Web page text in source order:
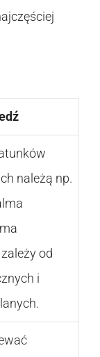
należą np.
od
i